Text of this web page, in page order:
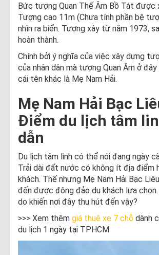
Bức tượng Quan Thế Âm Bồ Tát được
Tượng cao 11m (Chưa tính phần bệ
nhìn ra biển. Tượng xây từ năm 1973,
hoàn thành.
Chính bởi ý nghĩa của việc xây dựng
của nhân dân mà tượng Quan Âm ở
cái tên khác là Mẹ Nam Hải.
Mẹ Nam Hải Bạc
Điểm du lịch tâm
dẫn
Du lịch tâm linh có thể nói đang ngày
Trải dài đất nước có không ít địa điểm
khách. Thế nhưng Mẹ Nam Hải Bạc
đến được đông đảo du khách lựa
do khiến nơi đây thu hút đến vậy?
>>> Xem thêm giá thuê xe 7 chỗ dành
du lịch 1 ngày tại TPHCM